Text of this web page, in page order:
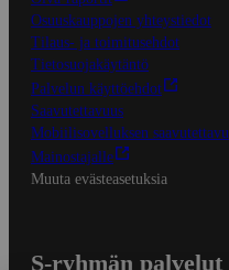
Osuuskauppojen yhteystiedot
Tilaus- ja toimitusehdot
Tietosuojakäytäntö
Palvelun käyttöehdot
Saavutettavuus
Mobiilisovelluksen
Mainostajalle
Muuta evästeasetuksia
S-ryhmän palvelut